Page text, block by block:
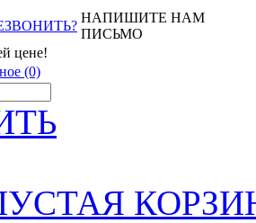
НАПИШИТЕ НАМ
ПИСЬМО
цене!
(0)